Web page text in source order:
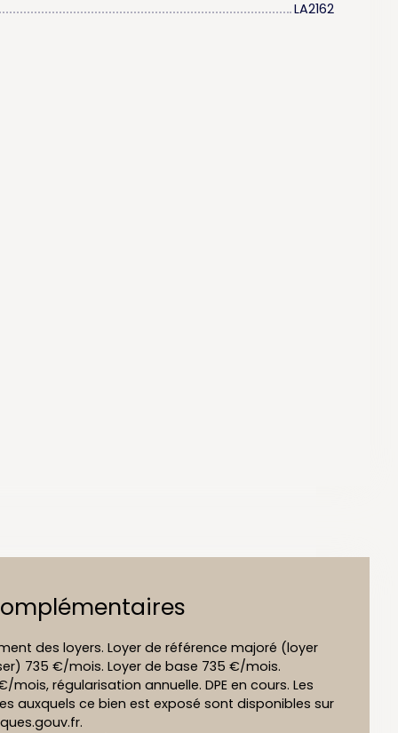
LA2162
des loyers. Loyer de référence majoré (loyer
735 €/mois. Loyer de base 735 €/mois.
mois, régularisation annuelle. DPE en cours. Les
auxquels ce bien est exposé sont disponibles sur